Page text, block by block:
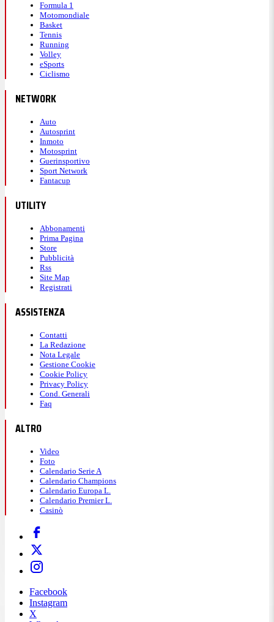
Formula 1
Motomondiale
Basket
Tennis
Running
Volley
eSports
Ciclismo
NETWORK
Auto
Autosprint
Inmoto
Motosprint
Guerinsportivo
Sport Network
Fantacup
UTILITY
Abbonamenti
Prima Pagina
Store
Pubblicità
Rss
Site Map
Registrati
ASSISTENZA
Contatti
La Redazione
Nota Legale
Gestione Cookie
Cookie Policy
Privacy Policy
Cond. Generali
Faq
ALTRO
Video
Foto
Calendario Serie A
Calendario Champions
Calendario Europa L.
Calendario Premier L.
Casinò
Facebook
Instagram
X